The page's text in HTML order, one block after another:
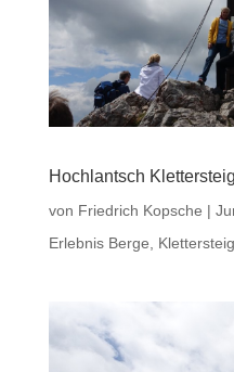
Hochlantsch
von Friedrich Kopsche |
Erlebnis Berge